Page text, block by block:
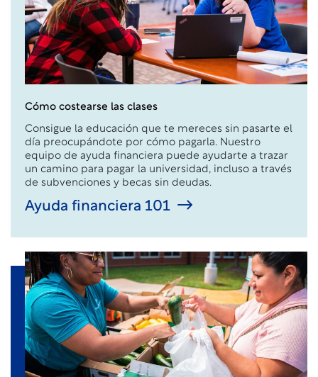
Cómo costearse las clases
Consigue la educación que te mereces sin pasarte el
día preocupándote por cómo pagarla. Nuestro
equipo de ayuda financiera puede ayudarte a trazar
un camino para pagar la universidad, incluso a través
de subvenciones y becas sin deudas.
Ayuda financiera 101